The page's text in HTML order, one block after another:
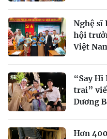
Nghệ sĩ
hội
Việt
“Say Hi
trai”
Dương
Hơn